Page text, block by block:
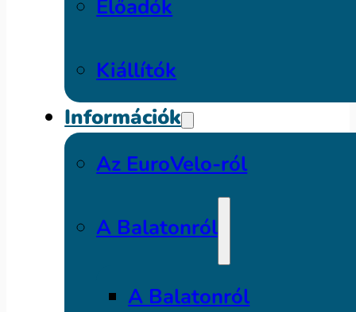
Előadók
Kiállítók
Információk
Az EuroVelo-ról
A Balatonról
A Balatonról